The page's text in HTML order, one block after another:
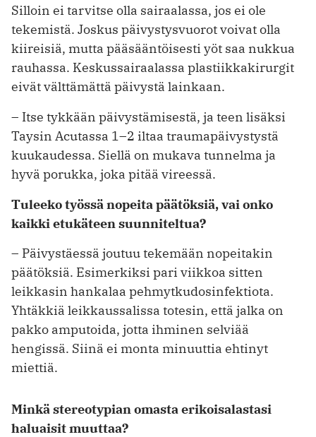
Silloin ei tarvitse olla sairaalassa, jos ei ole
tekemistä. Joskus päivystysvuorot voivat olla
kiireisiä, mutta pääsääntöisesti yöt saa nukkua
rauhassa. Keskussairaalassa plastiikkakirurgit
eivät välttämättä päivystä lainkaan.
– Itse tykkään päivystämisestä, ja teen lisäksi
Taysin Acutassa 1–2 iltaa traumapäivystystä
kuukaudessa. Siellä on mukava tunnelma ja
hyvä porukka, joka pitää vireessä.
Tuleeko työssä nopeita päätöksiä, vai onko
kaikki etukäteen suunniteltua?
– Päivystäessä joutuu tekemään nopeitakin
päätöksiä. Esimerkiksi pari viikkoa sitten
leikkasin hankalaa pehmytkudosinfektiota.
Yhtäkkiä leikkaussalissa totesin, että jalka on
pakko amputoida, jotta ihminen selviää
hengissä. Siinä ei monta minuuttia ehtinyt
miettiä.
Minkä stereotypian omasta erikoisalastasi
haluaisit muuttaa?